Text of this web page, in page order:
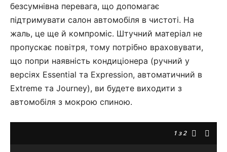
безсумнівна перевага, що допомагає
підтримувати салон автомобіля в чистоті. На
жаль, це ще й компроміс. Штучний матеріал не
пропускає повітря, тому потрібно враховувати,
що попри наявність кондиціонера (ручний у
версіях Essential та Expression, автоматичний в
Extreme та Journey), ви будете виходити з
автомобіля з мокрою спиною.
1з 2